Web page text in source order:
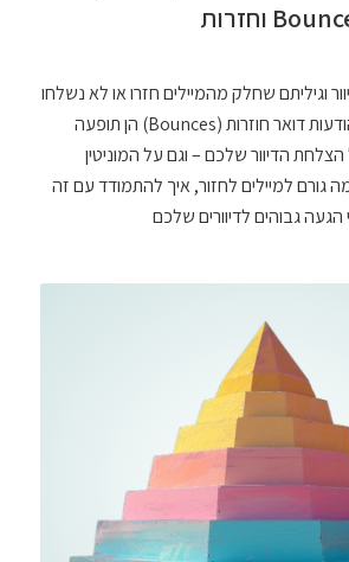
וגיליתם שחלק מהמיילים חזרו או לא נשלחו
כלל, אתם לא לבד. הודעות דואר חוזרות (Bounces) הן תופעה
הדיוור שלכם – וגם על המוניטין
גורם למיילים לחזור, איך להתמודד עם זה
הגעה גבוהים לדיוורים שלכם